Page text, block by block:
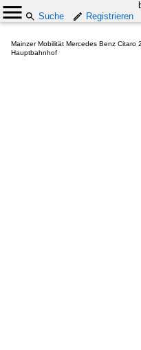
Suche
Registrieren
Mainzer Mobilität Mercedes Benz
Hauptbahnhof